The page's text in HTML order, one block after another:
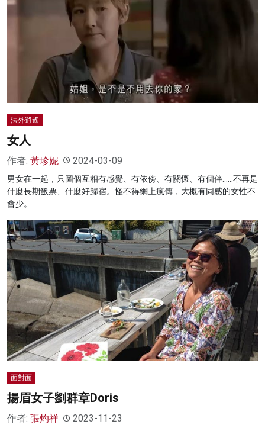
名家榜
灼見活動
法外逍遙
女人
作者: 黃珍妮 2024-03-09
男女在一起，只圖個互相有感覺、有依傍、有關懷、有個伴……不再是
什麼長期飯票、什麼好歸宿。怪不得網上瘋傳，大概有同感的女性不
會少。
面對面
揚眉女子劉群章Doris
作者: 張灼祥 2023-11-23